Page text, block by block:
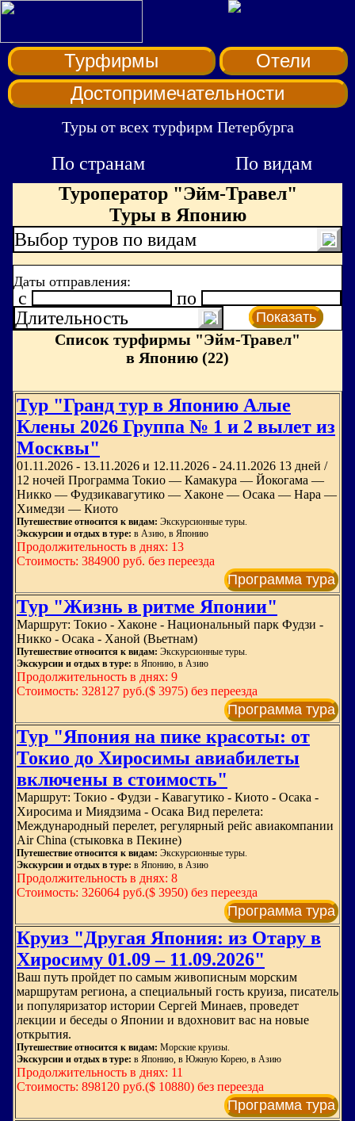
Турфирмы
Отели
Достопримечательности
Туры от всех турфирм Петербурга
По странам
По видам
Туроператор "Эйм-Травел"
Туры в Японию
Выбор туров по видам
Даты отправления:
c
по
Длительность
Показать
Список турфирмы "Эйм-Травел"
в Японию (22)
Тур "Гранд тур в Японию Алые
Клены 2026 Группа № 1 и 2 вылет из
Москвы"
01.11.2026 - 13.11.2026 и 12.11.2026 - 24.11.2026 13 дней /
12 ночей Программа Токио — Камакура — Йокогама —
Никко — Фудзикавагутико — Хаконе — Осака — Нара —
Химедзи — Киото
Путешествие относится к видам: Экскурсионные туры.
Экскурсии и отдых в туре: в Азию, в Японию
Продолжительность в днях: 13
Стоимость: 384900 руб. без переезда
Программа тура
Тур "Жизнь в ритме Японии"
Маршрут: Токио - Хаконе - Национальный парк Фудзи -
Никко - Осака - Ханой (Вьетнам)
Путешествие относится к видам: Экскурсионные туры.
Экскурсии и отдых в туре: в Японию, в Азию
Продолжительность в днях: 9
Стоимость: 328127 руб.($ 3975) без переезда
Программа тура
Тур "Япония на пике красоты: от
Токио до Хиросимы авиабилеты
включены в стоимость"
Маршрут: Токио - Фудзи - Кавагутико - Киото - Осака -
Хиросима и Миядзима - Осака Вид перелета:
Международный перелет, регулярный рейс авиакомпании
Air China (стыковка в Пекине)
Путешествие относится к видам: Экскурсионные туры.
Экскурсии и отдых в туре: в Японию, в Азию
Продолжительность в днях: 8
Стоимость: 326064 руб.($ 3950) без переезда
Программа тура
Круиз "Другая Япония: из Отару в
Хиросиму 01.09 – 11.09.2026"
Ваш путь пройдет по самым живописным морским
маршрутам региона, а специальный гость круиза, писатель
и популяризатор истории Сергей Минаев, проведет
лекции и беседы о Японии и вдохновит вас на новые
открытия.
Путешествие относится к видам: Морские круизы.
Экскурсии и отдых в туре: в Японию, в Южную Корею, в Азию
Продолжительность в днях: 11
Стоимость: 898120 руб.($ 10880) без переезда
Программа тура